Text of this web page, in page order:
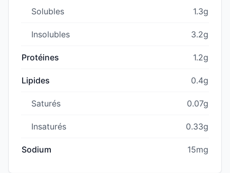
Solubles 1.3g
Insolubles 3.2g
Protéines 1.2g
Lipides 0.4g
Saturés 0.07g
Insaturés 0.33g
Sodium 15mg